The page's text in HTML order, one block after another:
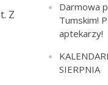
Z
Darmowa
Tumskim!
aptekarzy!
SIERPNIA